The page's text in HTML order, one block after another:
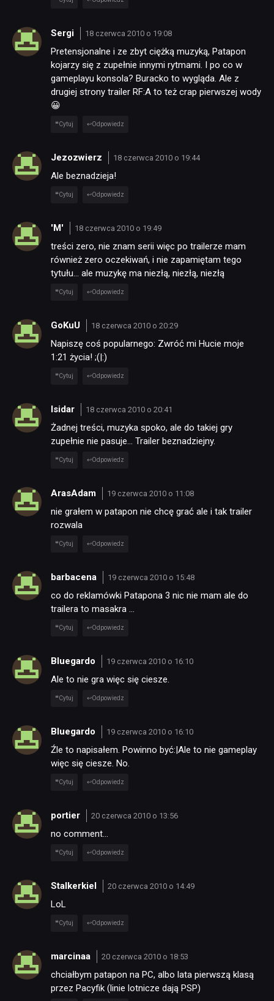
Sergi 18 czerwca 2010 o 19:08
Pretensjonalne i ze zbyt ciężką muzyką, Patapon
kojarzy się z zupełnie innymi rytmami. I po co w
gameplayu konsola? Buracko to wygląda. Ale z
drugiej strony trailer RF:A to też crap pierwszej wody
😀
Cytuj Odpowiedz
Jezozwierz 18 czerwca 2010 o 19:44
Ale beznadzieja!
Cytuj Odpowiedz
'M' 18 czerwca 2010 o 19:49
treści zero, nie znam serii więc po trailerze mam
również zero oczekiwań, i nie zapamiętam tego
tytułu… ale muzykę ma niezłą, niezłą, niezłą
Cytuj Odpowiedz
GoKuU 18 czerwca 2010 o 20:29
Napiszę coś popularnego: Zwróć mi Hucie moje
1:21 życia! ;(|:)
Cytuj Odpowiedz
Isidar 18 czerwca 2010 o 20:41
Żadnej treści, muzyka spoko, ale do takiej gry
zupełnie nie pasuje… Trailer beznadziejny.
Cytuj Odpowiedz
ArasAdam 19 czerwca 2010 o 11:08
nie grałem w patapon nie chcę grać ale i tak trailer
rozwala
Cytuj Odpowiedz
barbacena 19 czerwca 2010 o 15:48
co do reklamówki Patapona 3 nic nie mam ale do
trailera to masakra …
Cytuj Odpowiedz
Bluegardo 19 czerwca 2010 o 16:10
Ale to nie gra więc się ciesze.
Cytuj Odpowiedz
Bluegardo 19 czerwca 2010 o 16:10
Źle to napisałem. Powinno być:|Ale to nie gameplay
więc się ciesze. No.
Cytuj Odpowiedz
portier 20 czerwca 2010 o 13:56
no comment…
Cytuj Odpowiedz
Stalkerkiel 20 czerwca 2010 o 14:49
LoL
Cytuj Odpowiedz
marcinaa 20 czerwca 2010 o 18:53
chciałbym patapon na PC, albo lata pierwszą klasą
przez Pacyfik (linie lotnicze dają PSP)